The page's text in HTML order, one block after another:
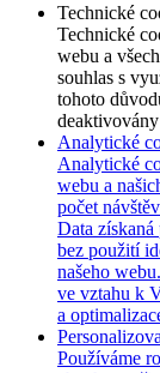
Technické
Technické
webu a
souhlas s
tohoto
Analytické
Analytické
webu a
počet
Data získaná
bez použití
našeho
ve vztahu k
a
Používáme